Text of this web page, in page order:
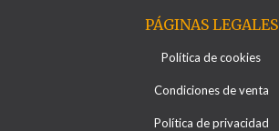
PÁGINAS LEGALES
Política de cookies
Condiciones de venta
Política de privacidad